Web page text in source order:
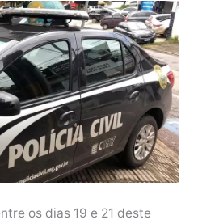
os dias 19 e 21 deste